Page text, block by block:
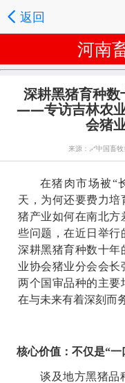
返回
河南
深耕黑猪育种
——专访吉林农业
会猪
来源： 🔗中国畜
在猪肉市场被“
天，为何还要费力
猪产业如何在南北方
些问题，在近日举行
深耕黑猪育种数十年
业协会猪业分会会
两个国审品种的主要
在与未来有着深刻而
核心价值：不仅是“
谈及地方黑猪品